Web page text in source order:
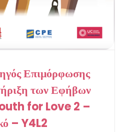
Επιμόρφωσης
των Εφήβων
for Love 2 –
– Y4L2